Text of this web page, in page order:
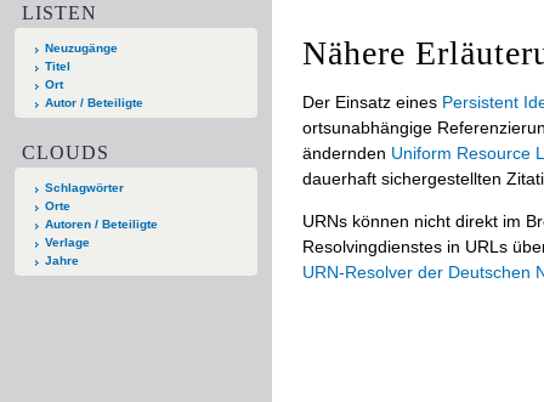
LISTEN
Neuzugänge
Titel
Ort
Autor / Beteiligte
CLOUDS
Schlagwörter
Orte
Autoren / Beteiligte
Verlage
Jahre
Nähere
Der Einsatz eines Persistent
ortsunabhängige
ändernden Uniform Resource
dauerhaft sichergestellten
URNs können nicht direkt im
Resolvingdienstes in URLs
URN-Resolver der Deutschen